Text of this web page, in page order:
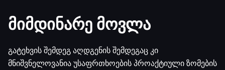
მიმდინარე მოვლა
გატეხვის შემდეგ აღდგენის შემდეგაც კი
მნიშვნელოვანია უსაფრთხოების პროაქტიული ზომების